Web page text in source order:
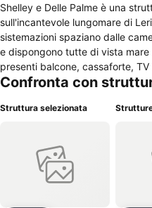
Shelley e Delle Palme è una
sull'incantevole lungomare di
sistemazioni spaziano dalle
e dispongono tutte di vista
presenti balcone, cassaforte,
asciugacapelli e bagno privato. All'interno dell'hotel è presente un
eventi e sulla terrazza\solarium,
mansarda panoramica
ogni mattina in formula buffet.
di cucina tipica, come En
Confronta con
Struttura selezionata